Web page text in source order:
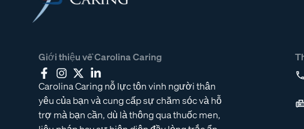
Giới thiệu về Carolina Caring
Carolina Caring nỗ lực tôn vinh người thân
yêu của bạn và cung cấp sự chăm sóc và hỗ
trợ mà bạn cần, dù là thông qua thuốc men,